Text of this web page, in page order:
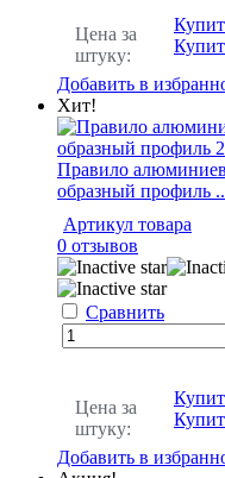
Цена за
штуку:
Добавить в
Хит!
Правило
образный профиль
Артикул товара
0 отзывов
Сравнить
Цена за
штуку:
Добавить в